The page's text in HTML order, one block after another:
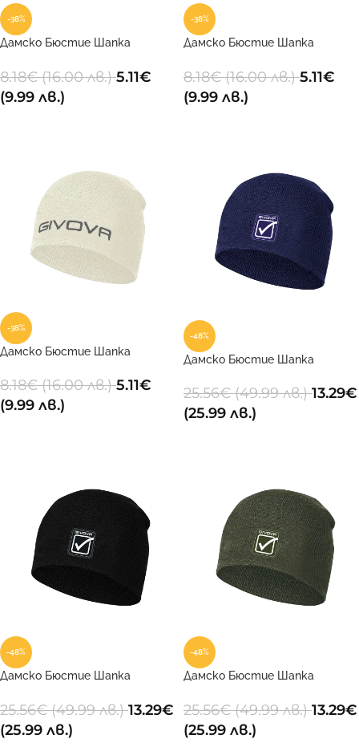
-38%
Дамско Бюстие Шапка
8.18€(16.00 лв.)5.11€
(9.99 лв.)
-38%
Дамско Бюстие Шапка
8.18€(16.00 лв.)5.11€
(9.99 лв.)
-38%
Дамско Бюстие Шапка
8.18€(16.00 лв.)5.11€
(9.99 лв.)
-48%
Дамско Бюстие Шапка
25.56€(49.99 лв.)13.29€
(25.99 лв.)
-48%
Дамско Бюстие Шапка
25.56€(49.99 лв.)13.29€
(25.99 лв.)
-48%
Дамско Бюстие Шапка
25.56€(49.99 лв.)13.29€
(25.99 лв.)